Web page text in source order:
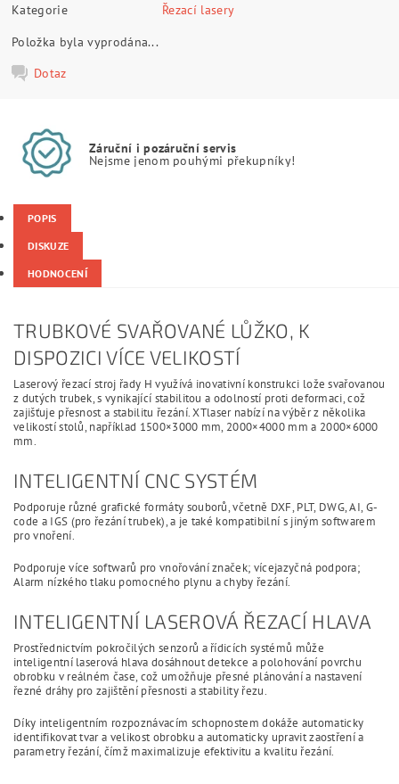
Kategorie
Řezací lasery
Položka byla vyprodána...
Dotaz
Záruční i pozáruční servis
Nejsme jenom pouhými překupníky!
POPIS
DISKUZE
HODNOCENÍ
TRUBKOVÉ SVAŘOVANÉ LŮŽKO, K
DISPOZICI VÍCE VELIKOSTÍ
Laserový řezací stroj řady H využívá inovativní konstrukci lože svařovanou
z dutých trubek, s vynikající stabilitou a odolností proti deformaci, což
zajišťuje přesnost a stabilitu řezání. XTlaser nabízí na výběr z několika
velikostí stolů, například 1500×3000 mm, 2000×4000 mm a 2000×6000
mm.
INTELIGENTNÍ CNC SYSTÉM
Podporuje různé grafické formáty souborů, včetně DXF, PLT, DWG, AI, G-
code a IGS (pro řezání trubek), a je také kompatibilní s jiným softwarem
pro vnoření.
Podporuje více softwarů pro vnořování značek; vícejazyčná podpora;
Alarm nízkého tlaku pomocného plynu a chyby řezání.
INTELIGENTNÍ LASEROVÁ ŘEZACÍ HLAVA
Prostřednictvím pokročilých senzorů a řídicích systémů může
inteligentní laserová hlava dosáhnout detekce a polohování povrchu
obrobku v reálném čase, což umožňuje přesné plánování a nastavení
řezné dráhy pro zajištění přesnosti a stability řezu.
Díky inteligentním rozpoznávacím schopnostem dokáže automaticky
identifikovat tvar a velikost obrobku a automaticky upravit zaostření a
parametry řezání, čímž maximalizuje efektivitu a kvalitu řezání.